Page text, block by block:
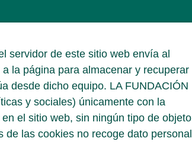
servidor de este sitio web envía al
la página para almacenar y recuperar
desde dicho equipo. LA FUNDACIÓN
y sociales) únicamente con la
el sitio web, sin ningún tipo de objeto
las cookies no recoge dato personal